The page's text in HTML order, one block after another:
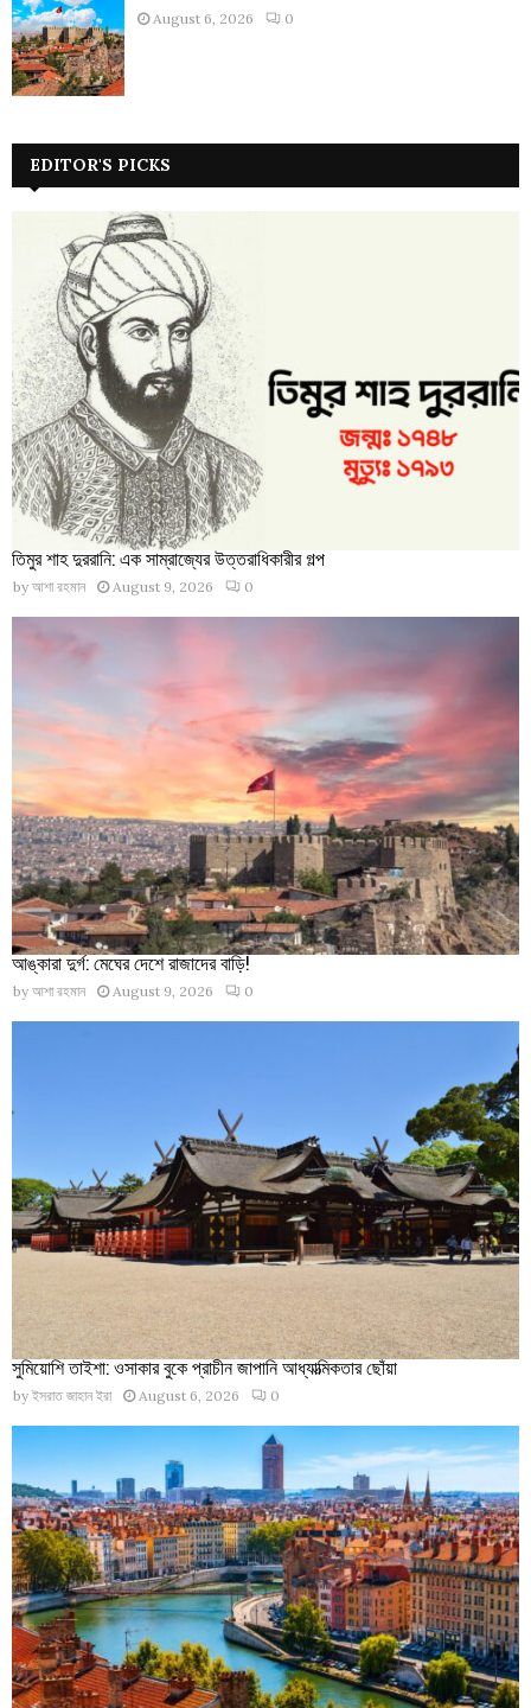
August 6, 2026 0
EDITOR'S PICKS
তিমুর শাহ দুররানি: এক সাম্রাজ্যের উত্তরাধিকারীর গল্প
by আশা রহমান August 9, 2026 0
আঙ্কারা দুর্গ: মেঘের দেশে রাজাদের বাড়ি!
by আশা রহমান August 9, 2026 0
সুমিয়োশি তাইশা: ওসাকার বুকে প্রাচীন জাপানি আধ্যাত্মিকতার ছোঁয়া
by ইসরাত জাহান ইরা August 6, 2026 0